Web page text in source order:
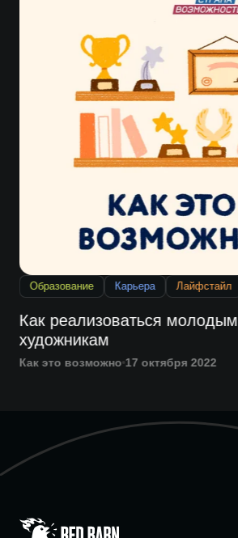
Образование Карьера Лайфстайл
Как реализоваться молодым
художникам
Как это возможно 17 октября 2022